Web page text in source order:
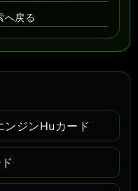
へ戻る
ンジンHuカード